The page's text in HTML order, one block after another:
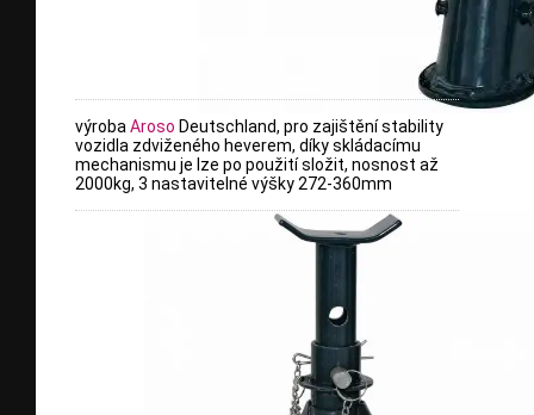
výroba Aroso Deutschland, pro zajištění stability
vozidla zdviženého heverem, díky skládacímu
mechanismu je lze po použití složit, nosnost až
2000kg, 3 nastavitelné výšky 272-360mm